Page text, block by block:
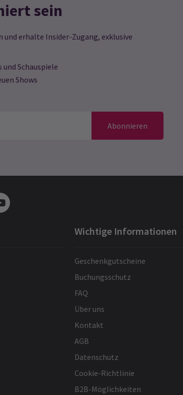
sein
und erhalte Insider-Zugang, exklusive
Schauspiele
Shows
Abonnieren
Wichtige Informationen
Geschenkgutscheine
Buchungsschutz
FAQ
Über uns
Kontakt
AGB
Datenschutz
Cookie-Richtlinie
B2B-Möglichkeiten